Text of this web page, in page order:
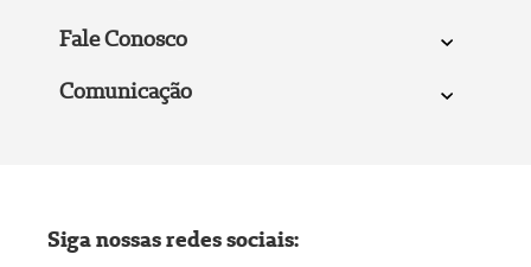
Fale Conosco
Comunicação
Siga nossas redes sociais: